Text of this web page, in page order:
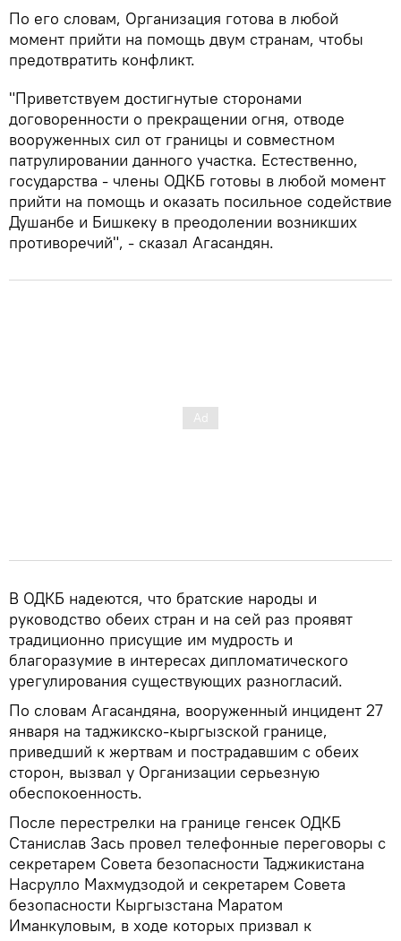
По его словам, Организация готова в любой
момент прийти на помощь двум странам, чтобы
предотвратить конфликт.
"Приветствуем достигнутые сторонами
договоренности о прекращении огня, отводе
вооруженных сил от границы и совместном
патрулировании данного участка. Естественно,
государства - члены ОДКБ готовы в любой момент
прийти на помощь и оказать посильное содействие
Душанбе и Бишкеку в преодолении возникших
противоречий", - сказал Агасандян.
В ОДКБ надеются, что братские народы и
руководство обеих стран и на сей раз проявят
традиционно присущие им мудрость и
благоразумие в интересах дипломатического
урегулирования существующих разногласий.
По словам Агасандяна, вооруженный инцидент 27
января на таджикско-кыргызской границе,
приведший к жертвам и пострадавшим с обеих
сторон, вызвал у Организации серьезную
обеспокоенность.
После перестрелки на границе генсек ОДКБ
Станислав Зась провел телефонные переговоры с
секретарем Совета безопасности Таджикистана
Насрулло Махмудзодой и секретарем Совета
безопасности Кыргызстана Маратом
Иманкуловым, в ходе которых призвал к